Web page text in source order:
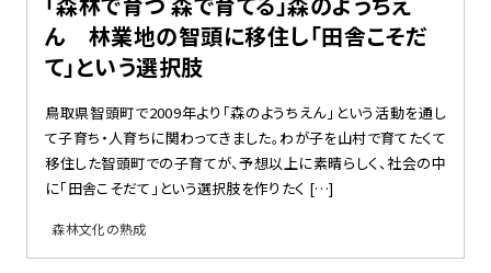
ん 林業地の智頭に移住し「田舎こそだ
て」という選択肢
鳥取県智頭町で2009年より「森のようちえん」という活動を通し
て子育ち・人育ちに関わってきました。わが子を山村で育てたくて
移住した智頭町での子育てが、予想以上に素晴らしく、社会の中
に「田舎こそだて」という選択肢を作りたく […]
森林文化の熟成